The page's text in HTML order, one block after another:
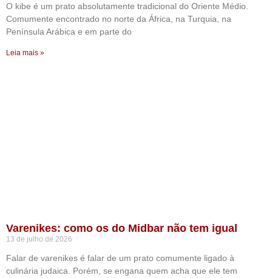
O kibe é um prato absolutamente tradicional do Oriente Médio.
Comumente encontrado no norte da África, na Turquia, na
Península Arábica e em parte do
Leia mais »
Varenikes: como os do Midbar não tem igual
13 de julho de 2026
Falar de varenikes é falar de um prato comumente ligado à
culinária judaica. Porém, se engana quem acha que ele tem